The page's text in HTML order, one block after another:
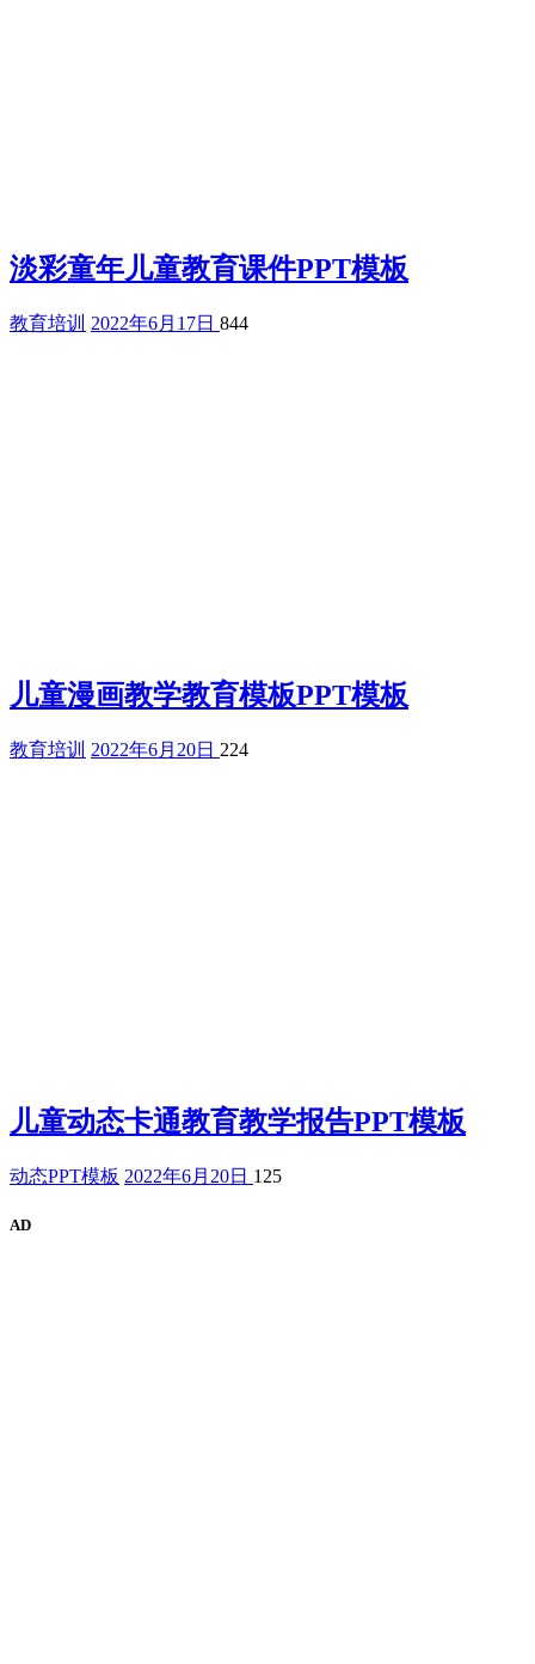
淡彩童年儿童教育课件PPT模板
教育培训 2022年6月17日 844
儿童漫画教学教育模板PPT模板
教育培训 2022年6月20日 224
儿童动态卡通教育教学报告PPT模板
动态PPT模板 2022年6月20日 125
AD